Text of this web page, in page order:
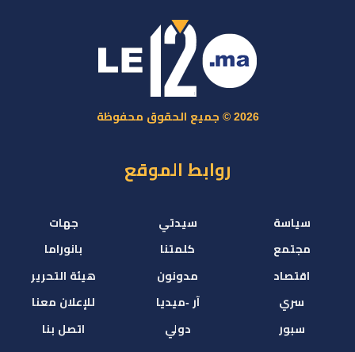
2026 © جميع الحقوق محفوظة
روابط الموقع
سياسة
مجتمع
اقتصاد
سري
سبور
سيدتي
كلمتنا
مدونون
آر -ميديا
دولي
جهات
بانوراما
هيئة التحرير
للإعلان معنا
اتصل بنا